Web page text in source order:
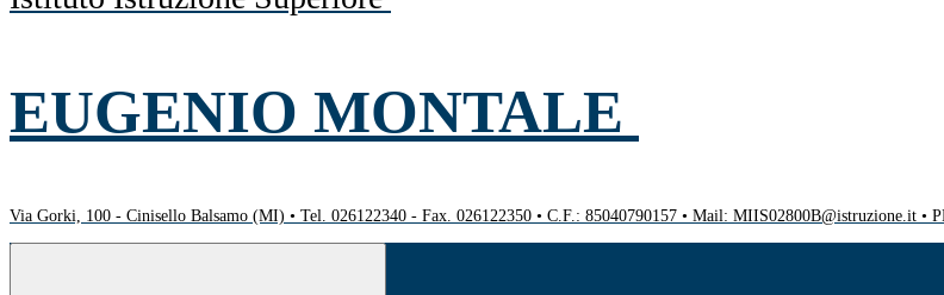
EUGENIO MONTALE
Via Gorki, 100 - Cinisello Balsamo (MI) • Tel. 026122340 - Fax. 026122350 • C.F.: 85040790157 • Mail: MIIS02800B@istruzione.it •